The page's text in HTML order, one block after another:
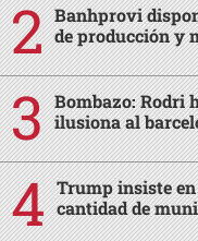
Banhprovi
de producción y
Bombazo: Rodri
ilusiona al
Trump insiste en
cantidad de